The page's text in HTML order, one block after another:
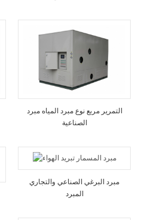
التمرير مربع نوع مبرد المياه مبرد
الصناعية
مبرد البرغي الصناعي والتجاري
المبرد